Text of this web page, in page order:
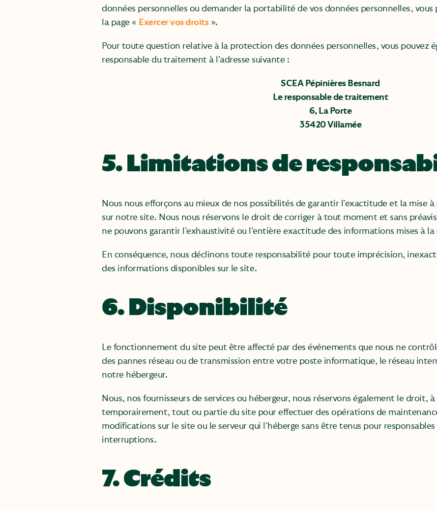
données personnelles ou demander la portabilité de vos données personnelles, vous
la page « Exercer vos droits».
Pour toute question relative à la protection des données personnelles, vous pouvez
responsable du traitement à l’adresse suivante :
SCEA Pépinières Besnard
Le responsable de traitement
6, La Porte
35420 Villamée
5. Limitations de
Nous nous efforçons au mieux de nos possibilités de garantir l’exactitude et la mise
sur notre site. Nous nous réservons le droit de corriger à tout moment et sans
ne pouvons garantir l’exhaustivité ou l’entière exactitude des informations mises à
En conséquence, nous déclinons toute responsabilité pour toute imprécision,
des informations disponibles sur le site.
6. Disponibilité
Le fonctionnement du site peut être affecté par des événements que nous ne
des pannes réseau ou de transmission entre votre poste informatique, le réseau
notre hébergeur.
Nous, nos fournisseurs de services ou hébergeur, nous réservons également le
temporairement, tout ou partie du site pour effectuer des opérations de
modifications sur le site ou le serveur qui l’héberge sans être tenus pour responsables
interruptions.
7. Crédits